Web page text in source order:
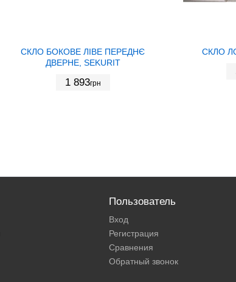
СКЛО БОКОВЕ ЛІВЕ ПЕРЕДНЄ
ДВЕРНЕ, SEKURIT
1 893грн
СКЛО
Пользователь
Вход
Регистрация
Сравнения
Обратный звонок